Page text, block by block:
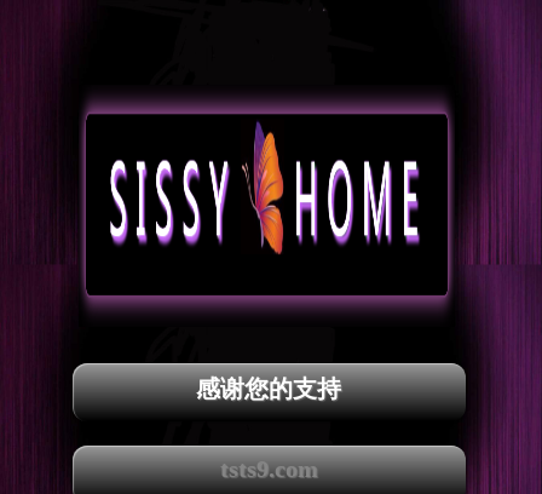
感谢您的支持
tsts9.com